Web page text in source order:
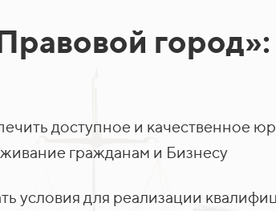
город»:
доступное и качественное
гражданам и Бизнесу
условия для реализации